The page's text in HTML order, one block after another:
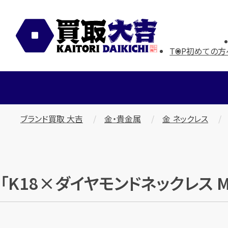
TOP初めての
ブランド買取 大吉 金・貴金属 金 ネックレス
「K18×ダイヤモンドネックレ